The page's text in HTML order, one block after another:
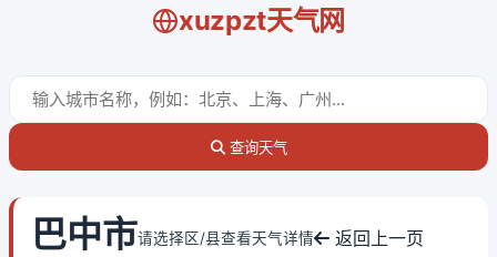
xuzpzt天气网
查询天气
巴中市请选择区/县查看天气详情 返回上一页